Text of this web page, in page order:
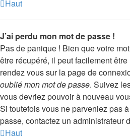
Haut
J’ai perdu mon mot de passe !
Pas de panique ! Bien que votre
être récupéré, il peut facilement
rendez vous sur la page de
oublié mon mot de passe. Suivez
vous devriez pouvoir à nouveau
Si toutefois vous ne parveniez pas
passe, contactez un administrateur
Haut